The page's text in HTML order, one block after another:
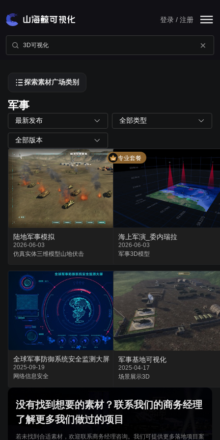
登录 / 注册
探索素材广场类别
军事
最新发布 全部类型
全部版本
专业套餐
陆地军事模拟
2026-06-03
仿真实体三维模型山地伏击
海上军演_委内瑞拉
2026-06-03
军事3D模型
全球军事防御系统安全监测大屏
2025-09-19
网络信息安全
军事基地可视化
2025-04-17
场景展示3D
没有找到想要的素材？联系我们的商务经理
了解更多我们做过的项目
若未找到合适素材，欢迎联系商务经理咨询。我们可提供更多落地项目案